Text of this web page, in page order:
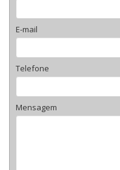
E-mail
Telefone
Mensagem